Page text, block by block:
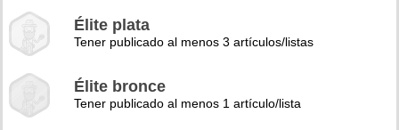
Élite plata
Tener publicado al menos 3 artículos/listas
Élite bronce
Tener publicado al menos 1 artículo/lista